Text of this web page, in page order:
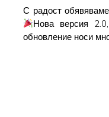
С радост
Нова версия
обновление носи